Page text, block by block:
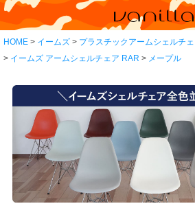
HOME イームズ
プラスチックアームシェルチ
イームズ アームシェルチェア RAR
メープル